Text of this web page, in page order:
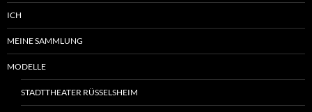
ICH
MEINE SAMMLUNG
MODELLE
STADTTHEATER RÜSSELSHEIM